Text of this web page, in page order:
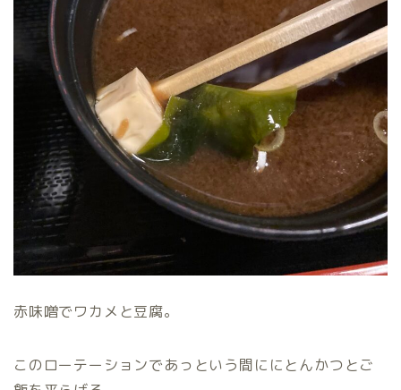
赤味噌でワカメと豆腐。
このローテーションであっという間ににとんかつとご